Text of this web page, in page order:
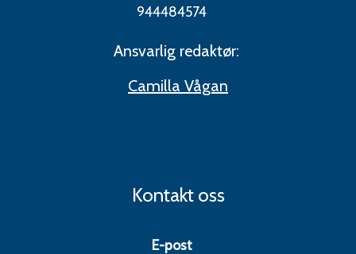
944484574
Ansvarlig redaktør:
Camilla Vågan
Kontakt oss
E-post